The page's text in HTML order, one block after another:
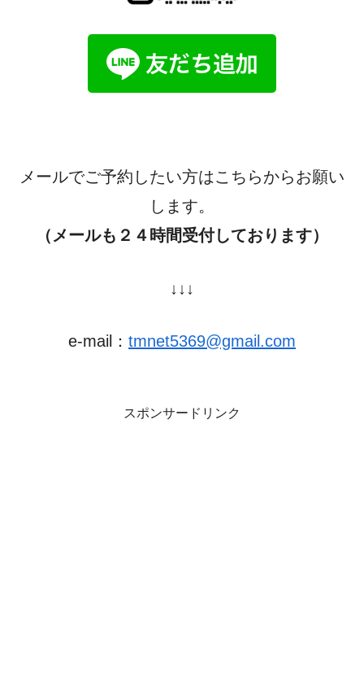
メールでご予約したい方はこちらからお願い
します。
（メールも２４時間受付しております）
↓↓↓
e-mail： tmnet5369@gmail.com
スポンサードリンク